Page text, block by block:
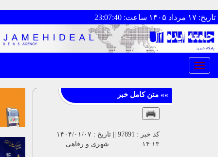
ساعت: 23:07:40
Toggle
navigation
کد خبر : 97891 || تاریخ : ۱۴۰۴/۰۱/۰۷
۱۴:۱۳ شهری و رفاهی